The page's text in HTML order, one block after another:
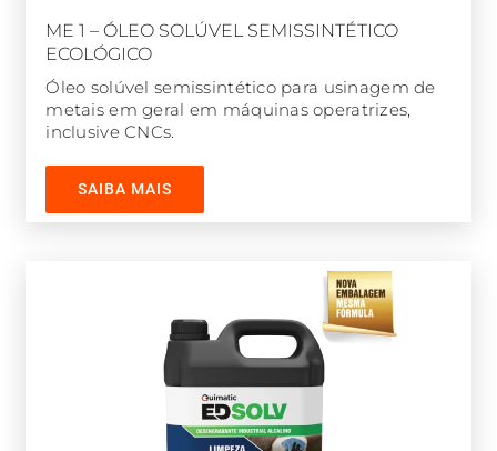
ME 1 – ÓLEO SOLÚVEL SEMISSINTÉTICO
ECOLÓGICO
Óleo solúvel semissintético para usinagem de
metais em geral em máquinas operatrizes,
inclusive CNCs.
SAIBA MAIS